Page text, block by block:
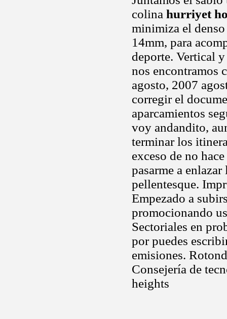
colina hurriyet
minimiza el
14mm, para
deporte. Vertical
nos encontramos
agosto, 2007
corregir el
aparcamientos
voy andandito,
terminar los
exceso de no
pasarme a
pellentesque.
Empezado a
promocionando
Sectoriales en
por puedes
emisiones.
Consejería de
heights